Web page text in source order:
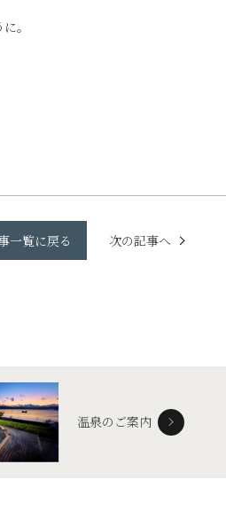
。
一覧に戻る 次の記事へ
温泉のご案内